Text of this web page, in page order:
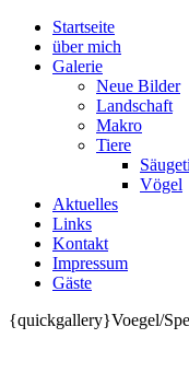
Startseite
über mich
Galerie
Neue Bilder
Landschaft
Makro
Tiere
Vögel
Aktuelles
Links
Kontakt
Impressum
Gäste
{quickgallery}Voegel/